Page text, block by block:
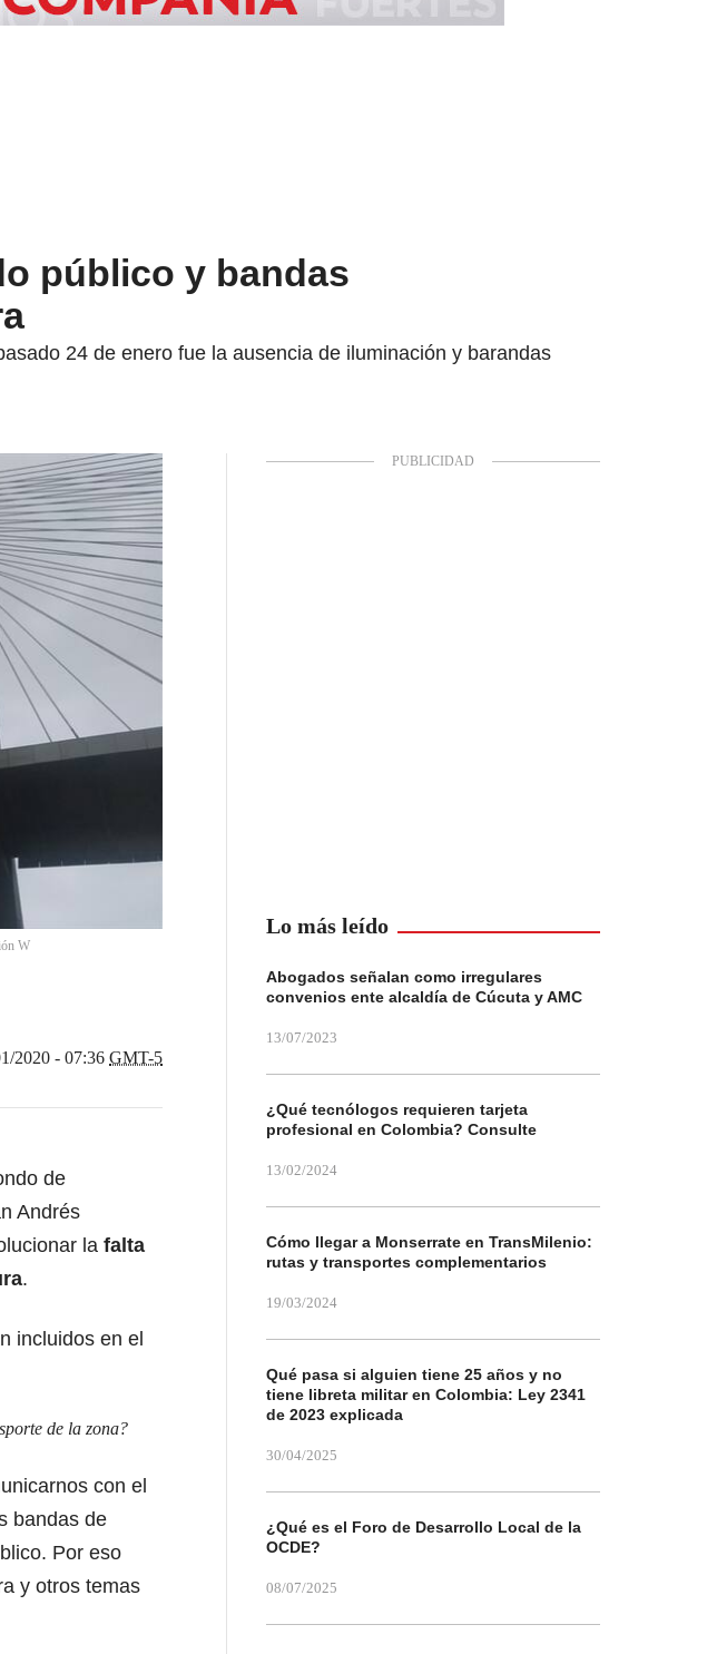
público y bandas
24 de enero fue la ausencia de iluminación y barandas
W
2020 - 07:36 GMT-5
de
Andrés
la falta
.
incluidos en el
de la zona?
con el
bandas de
Por eso
y otros temas
Lo más leído
Abogados señalan como irregulares
convenios ente alcaldía de Cúcuta y AMC
13/07/2023
¿Qué tecnólogos requieren tarjeta
profesional en Colombia? Consulte
13/02/2024
Cómo llegar a Monserrate en TransMilenio:
rutas y transportes complementarios
19/03/2024
Qué pasa si alguien tiene 25 años y no
tiene libreta militar en Colombia: Ley 2341
de 2023 explicada
30/04/2025
¿Qué es el Foro de Desarrollo Local de la
OCDE?
08/07/2025